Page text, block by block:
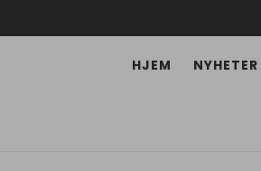
HJEM NYHETER